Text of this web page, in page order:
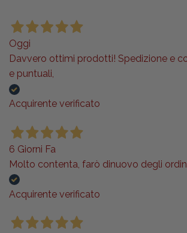
Oggi
Davvero ottimi prodotti! Spedizione e
e puntuali,
Acquirente verificato
6 Giorni Fa
Molto contenta, farò dinuovo degli
Acquirente verificato